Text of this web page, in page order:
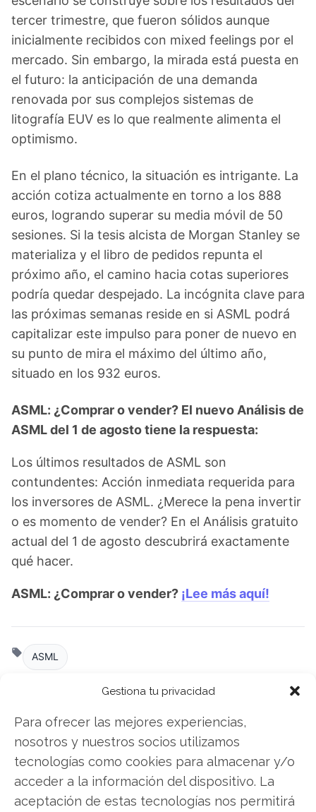
Gestiona tu privacidad
Para ofrecer las mejores experiencias,
nosotros y nuestros socios utilizamos
tecnologías como cookies para almacenar y/o
acceder a la información del dispositivo. La
aceptación de estas tecnologías nos permitirá
tercer trimestre, que fueron sólidos aunque
inicialmente recibidos con mixed feelings por el
mercado. Sin embargo, la mirada está puesta en
el futuro: la anticipación de una demanda
renovada por sus complejos sistemas de
litografía EUV es lo que realmente alimenta el
optimismo.
En el plano técnico, la situación es intrigante. La
acción cotiza actualmente en torno a los 888
euros, logrando superar su media móvil de 50
sesiones. Si la tesis alcista de Morgan Stanley se
materializa y el libro de pedidos repunta el
próximo año, el camino hacia cotas superiores
podría quedar despejado. La incógnita clave para
las próximas semanas reside en si ASML podrá
capitalizar este impulso para poner de nuevo en
su punto de mira el máximo del último año,
situado en los 932 euros.
ASML: ¿Comprar o vender? El nuevo Análisis de
ASML del 1 de agosto tiene la respuesta:
Los últimos resultados de ASML son
contundentes: Acción inmediata requerida para
los inversores de ASML. ¿Merece la pena invertir
o es momento de vender? En el Análisis gratuito
actual del 1 de agosto descubrirá exactamente
qué hacer.
ASML: ¿Comprar o vender? ¡Lee más aquí!
ASML
Compartir este artículo
Twitter
Facebook